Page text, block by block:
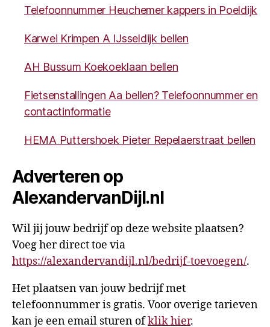
Telefoonnummer Heuchemer kappers in Poeldijk
Karwei Krimpen A IJsseldijk bellen
AH Bussum Koekoeklaan bellen
Fietsenstallingen Aa bellen? Telefoonnummer en
contactinformatie
HEMA Puttershoek Pieter Repelaerstraat bellen
Adverteren op
AlexandervanDijl.nl
Wil jij jouw bedrijf op deze website plaatsen?
Voeg her direct toe via
https://alexandervandijl.nl/bedrijf-toevoegen/.
Het plaatsen van jouw bedrijf met
telefoonnummer is gratis. Voor overige tarieven
kan je een email sturen ofklik hier.